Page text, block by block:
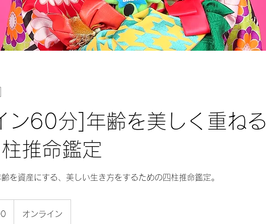
ン60分]年齢を美しく重ねる
推命鑑定
を資産にする、美しい生き方をするための四柱推命鑑定。
オンライン